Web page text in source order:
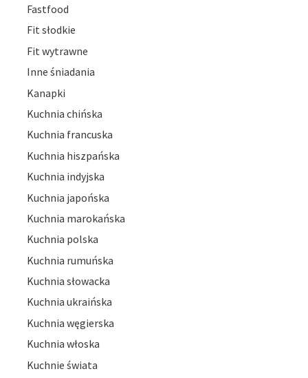
Fastfood
Fit słodkie
Fit wytrawne
Inne śniadania
Kanapki
Kuchnia chińska
Kuchnia francuska
Kuchnia hiszpańska
Kuchnia indyjska
Kuchnia japońska
Kuchnia marokańska
Kuchnia polska
Kuchnia rumuńska
Kuchnia słowacka
Kuchnia ukraińska
Kuchnia węgierska
Kuchnia włoska
Kuchnie świata